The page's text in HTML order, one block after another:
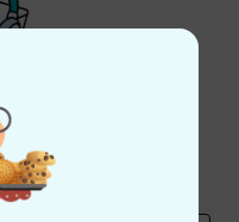
und gewinne mit
über jeweils